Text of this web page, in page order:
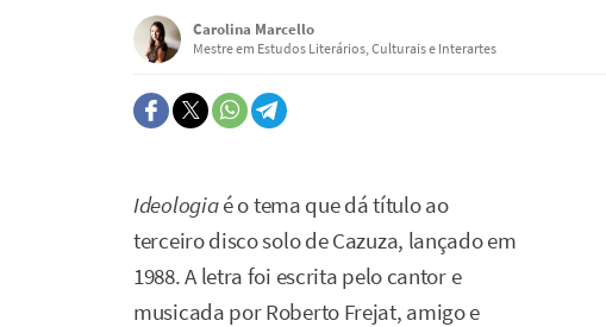
Carolina Marcello
Mestre em Estudos Literários, Culturais e Interartes
Ideologiaé o tema que dá título ao
terceiro disco solo de Cazuza, lançado em
1988. A letra foi escrita pelo cantor e
musicada por Roberto Frejat, amigo e